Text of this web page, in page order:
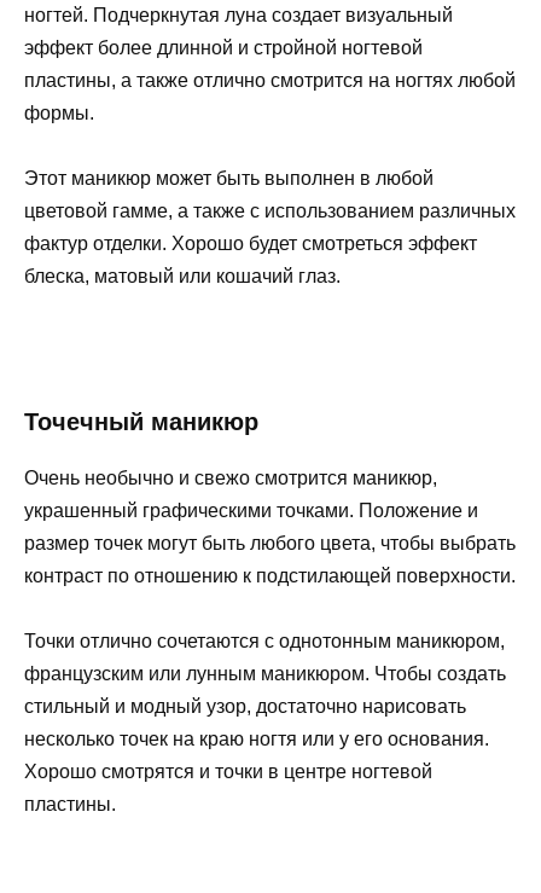
ногтей. Подчеркнутая луна создает визуальный
эффект более длинной и стройной ногтевой
пластины, а также отлично смотрится на ногтях любой
формы.
Этот маникюр может быть выполнен в любой
цветовой гамме, а также с использованием различных
фактур отделки. Хорошо будет смотреться эффект
блеска, матовый или кошачий глаз.
Точечный маникюр
Очень необычно и свежо смотрится маникюр,
украшенный графическими точками. Положение и
размер точек могут быть любого цвета, чтобы выбрать
контраст по отношению к подстилающей поверхности.
Точки отлично сочетаются с однотонным маникюром,
французским или лунным маникюром. Чтобы создать
стильный и модный узор, достаточно нарисовать
несколько точек на краю ногтя или у его основания.
Хорошо смотрятся и точки в центре ногтевой
пластины.